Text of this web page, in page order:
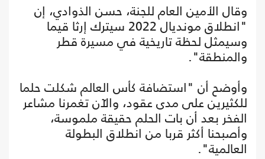
وقال الأمين العام للجنة، حسن الذوادي، إن
"انطلاق مونديال 2022 سيترك إرثا قيما
وسيمثل لحظة تاريخية في مسيرة قطر
والمنطقة".
وأوضح أن "استضافة كأس العالم شكلت حلما
للكثيرين على مدى عقود، والآن تغمرنا مشاعر
الفخر بعد أن بات الحلم حقيقة ملموسة،
وأصبحنا أكثر قربا من انطلاق البطولة
العالمية".